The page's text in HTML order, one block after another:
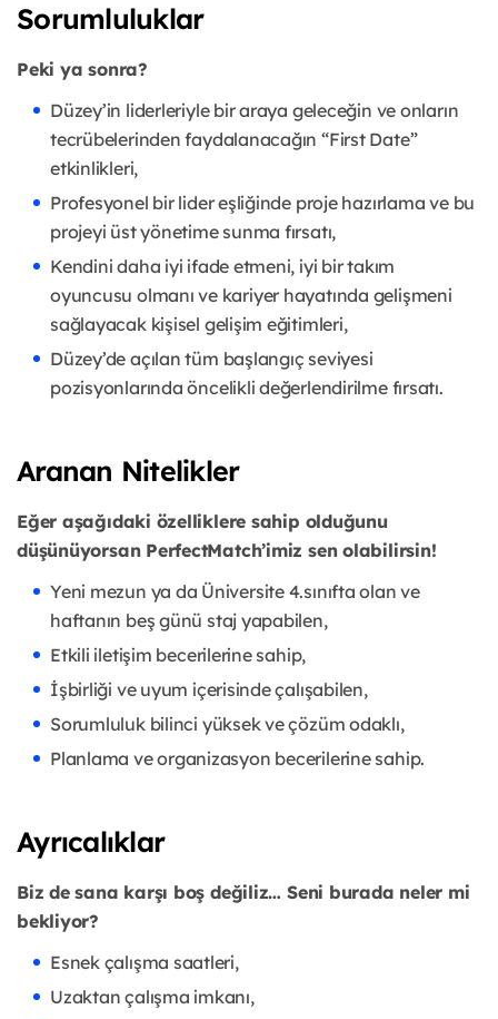
Sorumluluklar
Peki ya sonra?
Düzey’in liderleriyle bir araya geleceğin ve onların
tecrübelerinden faydalanacağın “First Date”
etkinlikleri,
Profesyonel bir lider eşliğinde proje hazırlama ve bu
projeyi üst yönetime sunma fırsatı,
Kendini daha iyi ifade etmeni, iyi bir takım
oyuncusu olmanı ve kariyer hayatında gelişmeni
sağlayacak kişisel gelişim eğitimleri,
Düzey’de açılan tüm başlangıç seviyesi
pozisyonlarında öncelikli değerlendirilme fırsatı.
Aranan Nitelikler
Eğer aşağıdaki özelliklere sahip olduğunu
düşünüyorsan PerfectMatch’imiz sen olabilirsin!
Yeni mezun ya da Üniversite 4.sınıfta olan ve
haftanın beş günü staj yapabilen,
Etkili iletişim becerilerine sahip,
İşbirliği ve uyum içerisinde çalışabilen,
Sorumluluk bilinci yüksek ve çözüm odaklı,
Planlama ve organizasyon becerilerine sahip.
Ayrıcalıklar
Biz de sana karşı boş değiliz… Seni burada neler mi
bekliyor?
Esnek çalışma saatleri,
Uzaktan çalışma imkanı,